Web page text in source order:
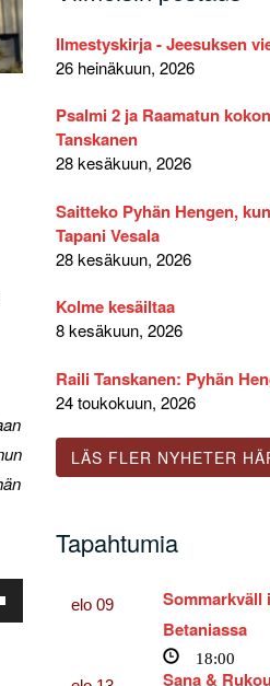
Ilmestyskirja - Jeesuksen
26 heinäkuun, 2026
Psalmi 2 ja Raamatun
Tanskanen
28 kesäkuun, 2026
Saitteko Pyhän Hengen,
Tapani Vesala
28 kesäkuun, 2026
Kolme kesäiltaa
8 kesäkuun, 2026
Raili Tanskanen: Pyhän
24 toukokuun, 2026
LÄS FLER NYHETER
Tapahtumia
elo09
Sommarkväll
Betaniassa
18:00
Sana &